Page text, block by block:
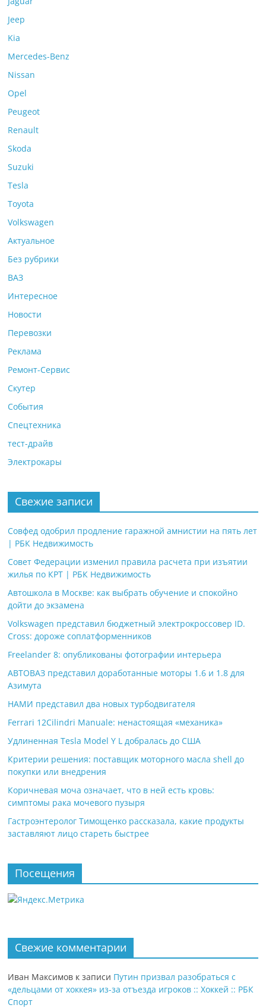
Jeep
Kia
Mercedes-Benz
Nissan
Opel
Peugeot
Renault
Skoda
Suzuki
Tesla
Toyota
Volkswagen
Актуальное
Без рубрики
ВАЗ
Интересное
Новости
Перевозки
Реклама
Ремонт-Сервис
Скутер
События
Спецтехника
тест-драйв
Электрокары
Свежие записи
Совфед одобрил продление гаражной амнистии на пять лет
| РБК Недвижимость
Совет Федерации изменил правила расчета при изъятии
жилья по КРТ | РБК Недвижимость
Автошкола в Москве: как выбрать обучение и спокойно
дойти до экзамена
Volkswagen представил бюджетный электрокроссовер ID.
Cross: дороже соплатформенников
Freelander 8: опубликованы фотографии интерьера
АВТОВАЗ представил доработанные моторы 1.6 и 1.8 для
Азимута
НАМИ представил два новых турбодвигателя
Ferrari 12Cilindri Manuale: ненастоящая «механика»
Удлиненная Tesla Model Y L добралась до США
Критерии решения: поставщик моторного масла shell до
покупки или внедрения
Коричневая моча означает, что в ней есть кровь:
симптомы рака мочевого пузыря
Гастроэнтеролог Тимощенко рассказала, какие продукты
заставляют лицо стареть быстрее
Посещения
Свежие комментарии
Иван Максимов к записи Путин призвал разобраться с
«дельцами от хоккея» из-за отъезда игроков :: Хоккей :: РБК
Спорт